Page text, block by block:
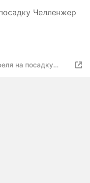
Челленжер
на посадку